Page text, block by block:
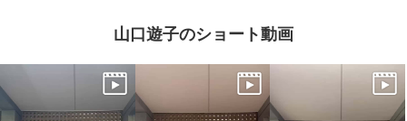
山口遊子のショート動画